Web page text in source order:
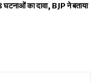
का दावा, BJP ने बताया